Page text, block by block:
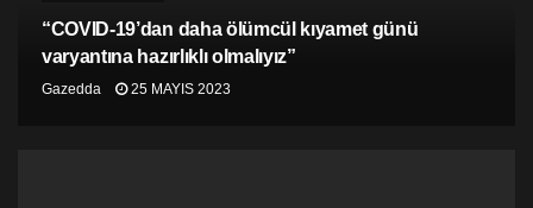
“COVID-19’dan daha ölümcül kıyamet günü
varyantına hazırlıklı olmalıyız”
Gazedda 25 MAYIS 2023